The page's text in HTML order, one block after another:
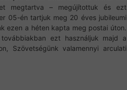
megtartva – megújítottuk és ezt
05-én tartjuk meg 20 éves jubileumi
ezen a héten kapta meg postai úton.
ezt használjuk majd a
Szövetségünk valamennyi arculati